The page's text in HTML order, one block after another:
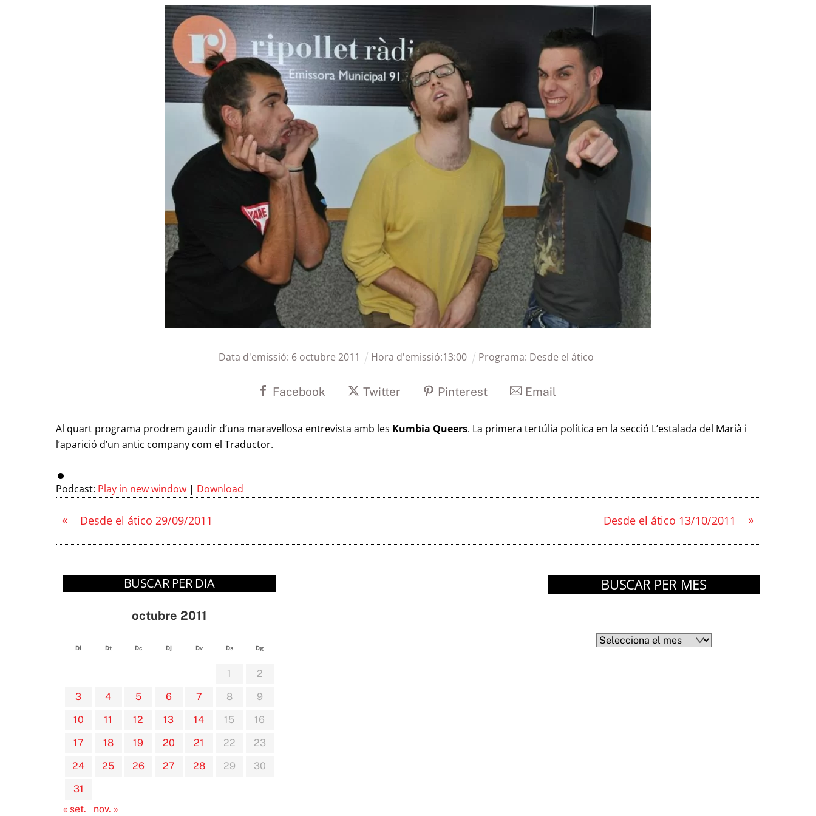
Data d'emissió: 6 octubre 2011 Hora d'emissió:13:00 Programa: Desde el ático
Facebook Twitter Pinterest Email
Al quart programa prodrem gaudir d’una maravellosa entrevista amb les Kumbia Queers. La primera tertúlia política en la secció L’estalada del Marià i
l’aparició d’un antic company com el Traductor.
Podcast: Play in new window | Download
« Desde el ático 29/09/2011 »
Desde el ático 13/10/2011
BUSCAR PER DIA
octubre 2011
Dl Dt Dc Dj Dv Ds Dg
1
2
3
4 5 6 7 8
9
10
11 12 13 14 15
16
17
18 19 20 21 22
23
24
25 26 27 28 29
30
31
« set.
nov. »
BUSCAR PER MES
Arxius